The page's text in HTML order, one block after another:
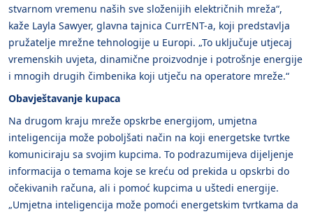
stvarnom vremenu naših sve složenijih električnih mreža“,
kaže Layla Sawyer, glavna tajnica CurrENT-a, koji predstavlja
pružatelje mrežne tehnologije u Europi. „To uključuje utjecaj
vremenskih uvjeta, dinamične proizvodnje i potrošnje energije
i mnogih drugih čimbenika koji utječu na operatore mreže.“
Obavještavanje kupaca
Na drugom kraju mreže opskrbe energijom, umjetna
inteligencija može poboljšati način na koji energetske tvrtke
komuniciraju sa svojim kupcima. To podrazumijeva dijeljenje
informacija o temama koje se kreću od prekida u opskrbi do
očekivanih računa, ali i pomoć kupcima u uštedi energije.
„Umjetna inteligencija može pomoći energetskim tvrtkama da